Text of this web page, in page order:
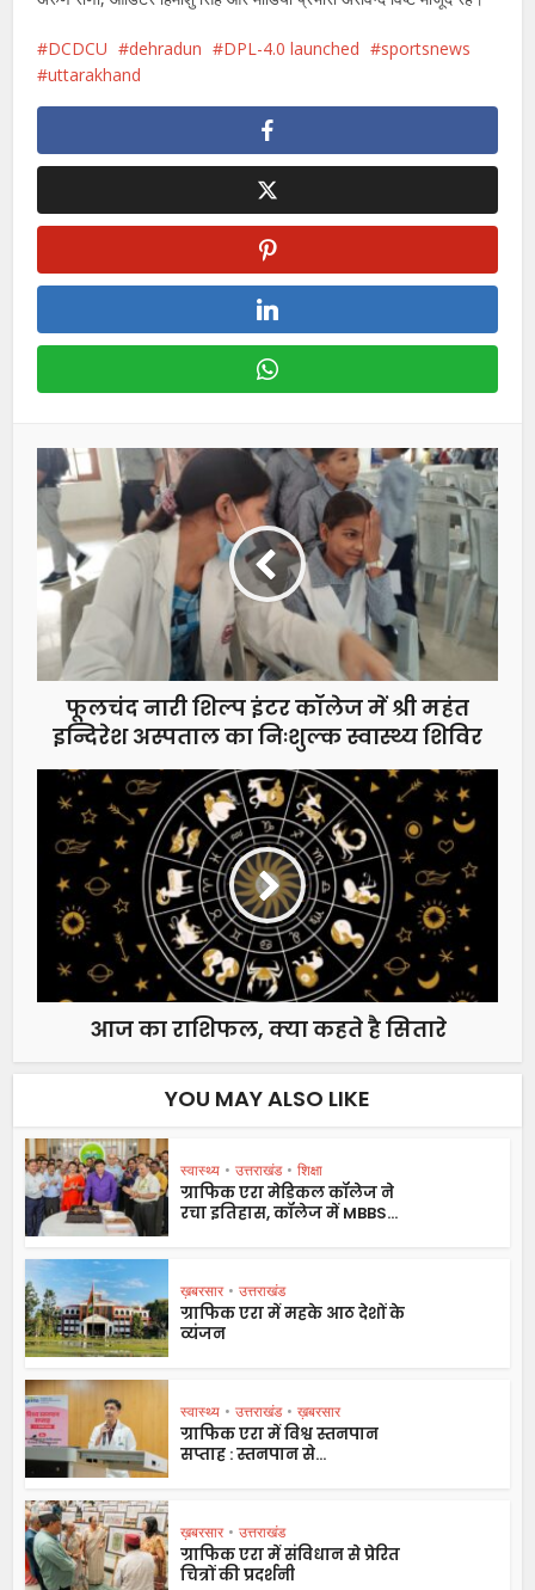
DCDCU dehradun DPL-4.0 launched
sportsnews
uttarakhand
फूलचंद नारी शिल्प इंटर कॉलेज में श्री महंत
इन्दिरेश अस्पताल का निःशुल्क स्वास्थ्य शिविर
आज का राशिफल, क्या कहते है सितारे
YOU MAY ALSO LIKE
स्वास्थ्य • उत्तराखंड • शिक्षा
ग्राफिक एरा मेडिकल कॉलेज ने
रचा इतिहास, कॉलेज में MBBS...
ख़बरसार • उत्तराखंड
ग्राफिक एरा में महके आठ देशों के
व्यंजन
स्वास्थ्य • उत्तराखंड • ख़बरसार
ग्राफिक एरा में विश्व स्तनपान
सप्ताह : स्तनपान से...
ख़बरसार • उत्तराखंड
ग्राफिक एरा में संविधान से प्रेरित
चित्रों की प्रदर्शनी